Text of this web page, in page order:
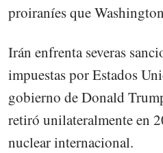
proiraníes que
Irán enfrenta severas
impuestas por Estados
gobierno de Donald
retiró unilateralmente en
nuclear internacional.